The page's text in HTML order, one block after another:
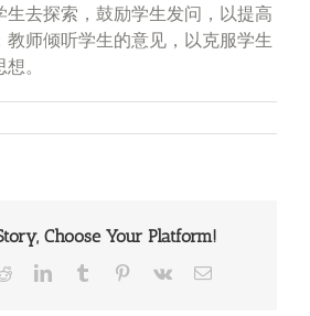
生去探索，鼓励学生发问，以提高
教师倾听学生的意见，以克服学生
。
Choose Your Platform!
RedditLinkedInTumblr Pinterest
Vk Email